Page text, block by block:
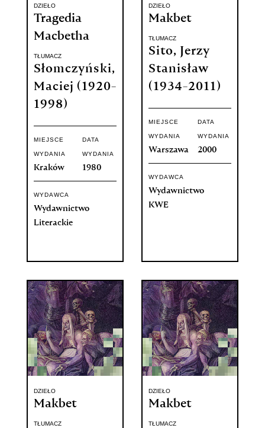
DZIEŁO
Tragedia
Macbetha
TŁUMACZ
Słomczyński,
Maciej (1920-
1998)
MIEJSCE
WYDANIA
Kraków
DATA
WYDANIA
1980
WYDAWCA
Wydawnictwo
Literackie
DZIEŁO
Makbet
TŁUMACZ
Sito, Jerzy
Stanisław
(1934-2011)
MIEJSCE
WYDANIA
Warszawa
DATA
WYDANIA
2000
WYDAWCA
Wydawnictwo
KWE
DZIEŁO
Makbet
TŁUMACZ
DZIEŁO
Makbet
TŁUMACZ